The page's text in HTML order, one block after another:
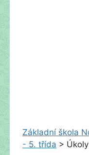
Základní škola
- 5. třída >